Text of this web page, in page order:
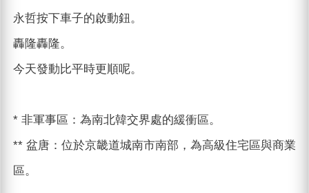
永哲按下車子的啟動鈕。
轟隆轟隆。
今天發動比平時更順呢。
* 非軍事區：為南北韓交界處的緩衝區。
** 盆唐：位於京畿道城南市南部，為高級住宅區與商業
區。